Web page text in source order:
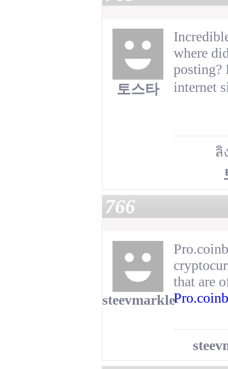
토스타
where
posting?
internet
ลิ
766
steevmarkle
that are